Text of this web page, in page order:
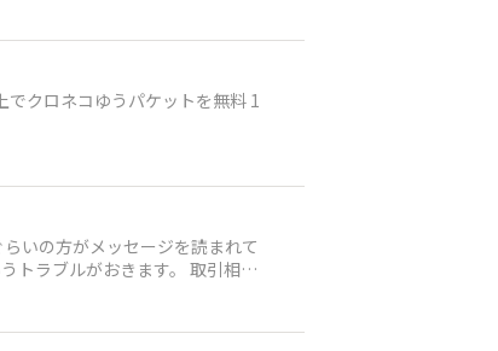
がおきます。 取引相手